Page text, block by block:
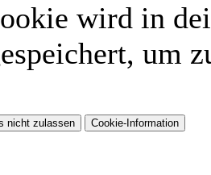
wird in
um